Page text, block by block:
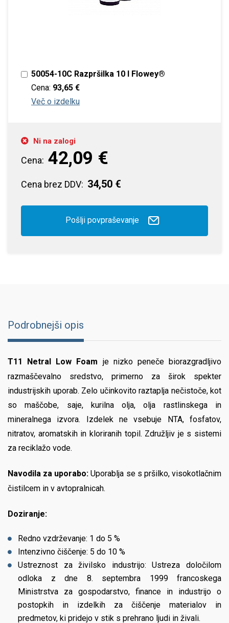
50054-10C Razpršilka 10 l Flowey®
Cena: 93,65 €
Več o izdelku
Ni na zalogi
Cena: 42,09 €
Cena brez DDV: 34,50 €
Pošlji povpraševanje
Podrobnejši opis
T11 Netral Low Foam je nizko peneče biorazgradljivo
razmaščevalno sredstvo, primerno za širok spekter
industrijskih uporab. Zelo učinkovito raztaplja nečistoče, kot
so maščobe, saje, kurilna olja, olja rastlinskega in
mineralnega izvora. Izdelek ne vsebuje NTA, fosfatov,
nitratov, aromatskih in kloriranih topil. Združljiv je s sistemi
za reciklažo vode.
Navodila za uporabo:Uporablja se s pršilko, visokotlačnim
čistilcem in v avtopralnicah.
Doziranje:
Redno vzdrževanje: 1 do 5 %
Intenzivno čiščenje: 5 do 10 %
Ustreznost za živilsko industrijo: Ustreza določilom
odloka z dne 8. septembra 1999 francoskega
Ministrstva za gospodarstvo, finance in industrijo o
postopkih in izdelkih za čiščenje materialov in
predmetov, ki pridejo v stik s prehrano ljudi in živali.